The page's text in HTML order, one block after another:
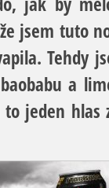
jsem tuto
Tehdy
a
jeden